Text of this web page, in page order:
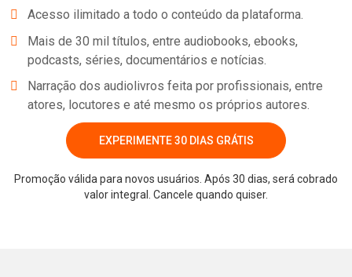
Acesso ilimitado a todo o conteúdo da plataforma.
Mais de 30 mil títulos, entre audiobooks, ebooks,
podcasts, séries, documentários e notícias.
Narração dos audiolivros feita por profissionais, entre
atores, locutores e até mesmo os próprios autores.
EXPERIMENTE 30 DIAS GRÁTIS
Promoção válida para novos usuários. Após 30 dias, será cobrado
valor integral. Cancele quando quiser.